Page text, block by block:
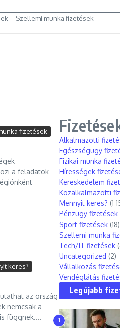
Szellemi munka fizetések
fizetések
a feladatok
keres?
az ország
nemcsak a
függnek....
Alkalmazotti
Egészségügy
Fizikai munka
Hírességek
Kereskedelem
Közalkalmazotti
Mennyit keres? (1
Pénzügy fizetések
Sport fizetések (18)
Szellemi munka
Tech/IT fizetések
Uncategorized (2)
Vállalkozás
Vendéglátás
Legújabb
1